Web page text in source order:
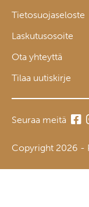
Tietosuojaseloste
Laskutusosoite
Ota yhteyttä
Tilaa uutiskirje
Seuraa meitä
Copyright 2026 -